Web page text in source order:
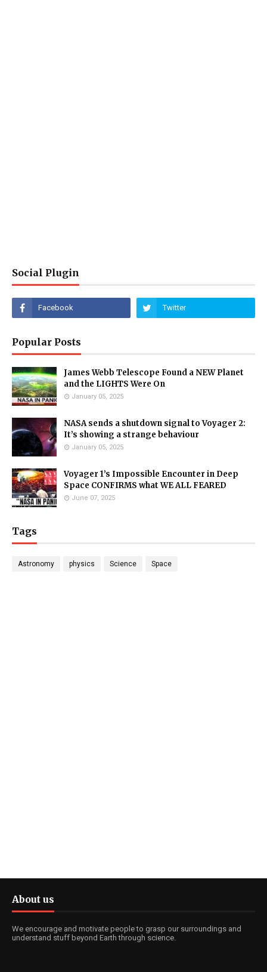
Social Plugin
Popular Posts
James Webb Telescope Found a NEW Planet
and the LIGHTS Were On
January 05, 2025
NASA sends a shutdown signal to Voyager 2:
It’s showing a strange behaviour
January 05, 2025
Voyager 1’s Impossible Encounter in Deep
Space CONFIRMS what WE ALL FEARED
June 07, 2025
Tags
Astronomy physics Science Space
About us
We encourage and motivate people to grasp our surroundings and
understand stuff beyond Earth through science.